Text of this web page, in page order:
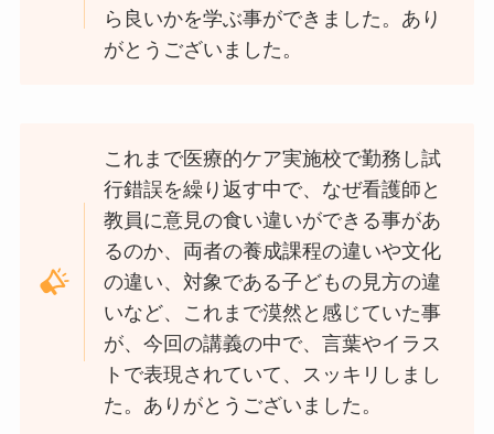
ら良いかを学ぶ事ができました。あり
がとうございました。
これまで医療的ケア実施校で勤務し試
行錯誤を繰り返す中で、なぜ看護師と
教員に意見の食い違いができる事があ
るのか、両者の養成課程の違いや文化
の違い、対象である子どもの見方の違
いなど、これまで漠然と感じていた事
が、今回の講義の中で、言葉やイラス
トで表現されていて、スッキリしまし
た。ありがとうございました。